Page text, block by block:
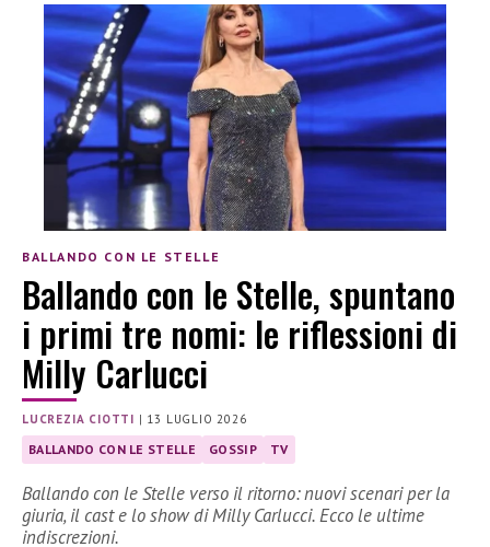
BALLANDO CON LE STELLE
Ballando con le Stelle, spuntano
i primi tre nomi: le riflessioni di
Milly Carlucci
LUCREZIA CIOTTI | 13 LUGLIO 2026
BALLANDO CON LE STELLE GOSSIP TV
Ballando con le Stelle verso il ritorno: nuovi scenari per la
giuria, il cast e lo show di Milly Carlucci. Ecco le ultime
indiscrezioni.